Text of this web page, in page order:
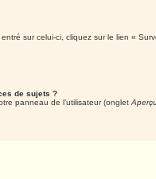
sur celui-ci, cliquez sur le lien «
de sujets ?
panneau de l’utilisateur (onglet